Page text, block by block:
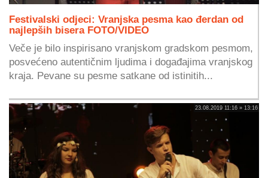
Festivalski odjeci: Vranjska pesma kao đerdan od
najlepših bisera FOTO/VIDEO
Veče je bilo inspirisano vranjskom gradskom pesmom,
posvećeno autentičnim ljudima i događajima vranjskog
kraja. Pevane su pesme satkane od istinitih...
23.08.2019 11:16 » 13:16